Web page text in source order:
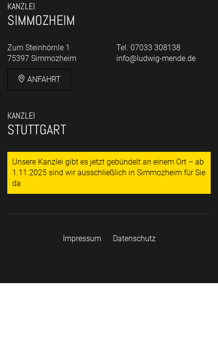
KANZLEI
SIMMOZHEIM
Zum Steinhörnle 1
75397 Simmozheim
ANFAHRT
Tel. 07033 308138
info@ludwig-mende.de
KANZLEI
STUTTGART
Unsere Kanzlei gibt es jetzt gebündelt an einem Ort – ab
1.11.2025 sind wir ausschließlich in Simmozheim für Sie
da
Impressum Datenschutz